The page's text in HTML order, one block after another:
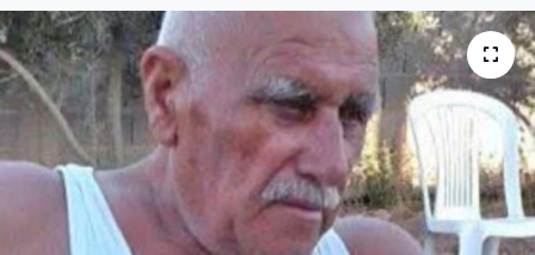
Canlı Maç
ÇEVRE
Dış Haberler
Dünya